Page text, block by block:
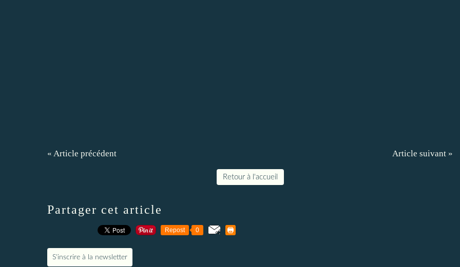
« Article précédent Article suivant »
Retour à l'accueil
Partager cet article
Repost 0
S'inscrire à la newsletter